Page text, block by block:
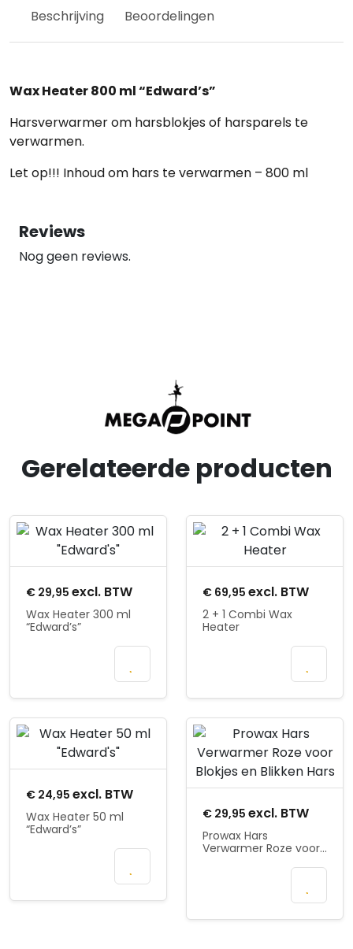
Beschrijving Beoordelingen
Wax Heater 800 ml “Edward’s”
Harsverwarmer om harsblokjes of harsparels te
verwarmen.
Let op!!! Inhoud om hars te verwarmen – 800 ml
Reviews
Nog geen reviews.
Gerelateerde producten
Product openen
€ 29,95 excl. BTW
Wax Heater 300 ml
“Edward’s”
Product openen
€ 69,95 excl. BTW
2 + 1 Combi Wax
Heater
Product openen
€ 24,95 excl. BTW
Wax Heater 50 ml
“Edward’s”
Product openen
€ 29,95 excl. BTW
Prowax Hars
Verwarmer Roze voor